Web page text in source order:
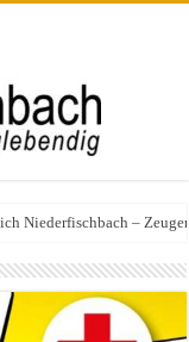
Niederfischbach –